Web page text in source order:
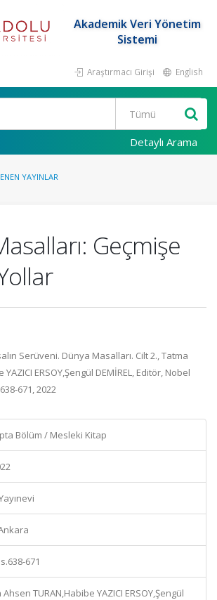
Akademik Veri Yönetim
Sistemi
Araştırmacı Girişi English
Detaylı Arama
YAYINLAR
Geçmişe
Serüveni. Dünya Masalları. Cilt 2., Tatma
ERSOY,Şengül DEMİREL, Editör, Nobel
671, 2022
Bölüm / Mesleki Kitap
671
TURAN,Habibe YAZICI ERSOY,Şengül